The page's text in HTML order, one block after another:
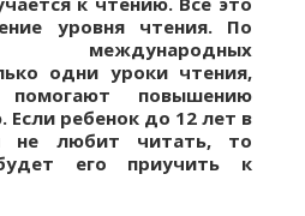
уровня чтения. По
международных
одни уроки чтения,
повышению
Если ребенок до 12 лет в
не любит читать, то
его приучить к